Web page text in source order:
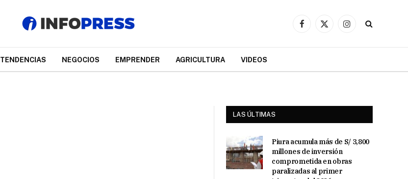
Facebook
X
Instagram
TENDENCIAS NEGOCIOS EMPRENDER AGRICULTURA VIDEOS
LAS ÚLTIMAS
Piura acumula más de S/ 3,800
millones de inversión
comprometida en obras
paralizadas al primer